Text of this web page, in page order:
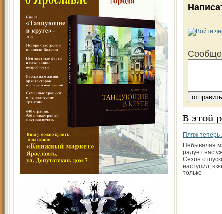
В этой
Пляж теперь
Небывалая
радует нас
Сезон
наступил,
только